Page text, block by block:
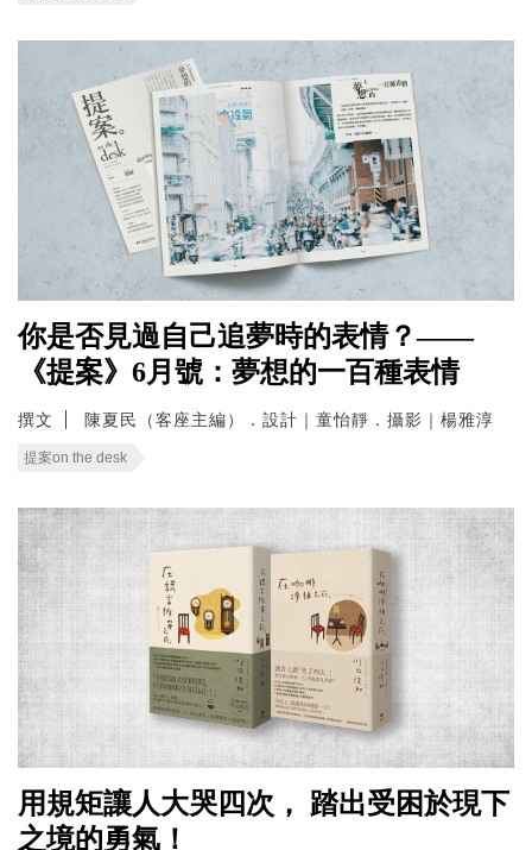
你是否見過自己追夢時的表情？——
《提案》6月號：夢想的一百種表情
撰文 陳夏民（客座主編）．設計｜童怡靜．攝影｜楊雅淳
提案on the desk
用規矩讓人大哭四次， 踏出受困於現下
之境的勇氣！